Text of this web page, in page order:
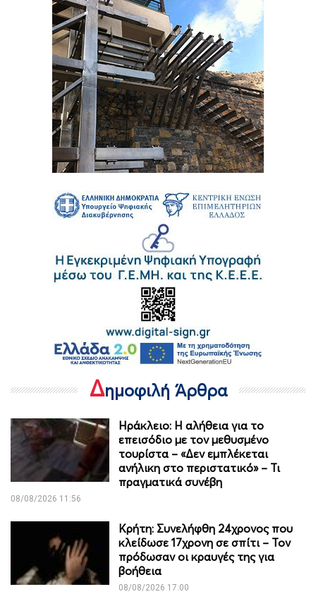
Δημοφιλή Άρθρα
Ηράκλειο: Η αλήθεια για το
επεισόδιο με τον μεθυσμένο
τουρίστα – «Δεν εμπλέκεται
ανήλικη στο περιστατικό» – Τι
πραγματικά συνέβη
08/08/2026 11:56
Κρήτη: Συνελήφθη 24χρονος που
κλείδωσε 17χρονη σε σπίτι – Τον
πρόδωσαν οι κραυγές της για
βοήθεια
08/08/2026 17:00